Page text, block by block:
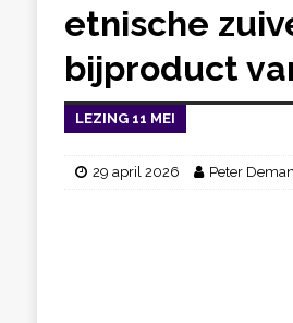
etnische
bijproduct
LEZING 11 MEI
29 april 2026 Peter